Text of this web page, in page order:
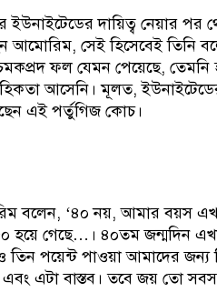
ইউনাইটেডের দায়িত্ব নেয়ার
আমোরিম, সেই হিসেবেই তিনি
ফল যেমন পেয়েছে,
আসেনি। মূলত, ইউনাইটেডের
এই পর্তুগিজ কোচ।
বলেন, ‘৪০ নয়, আমার বয়স এখন
হয়ে গেছে…। ৪০তম জন্মদিন
তিন পয়েন্ট পাওয়া আমাদের জন্য
এটা বাস্তব। তবে জয় তো